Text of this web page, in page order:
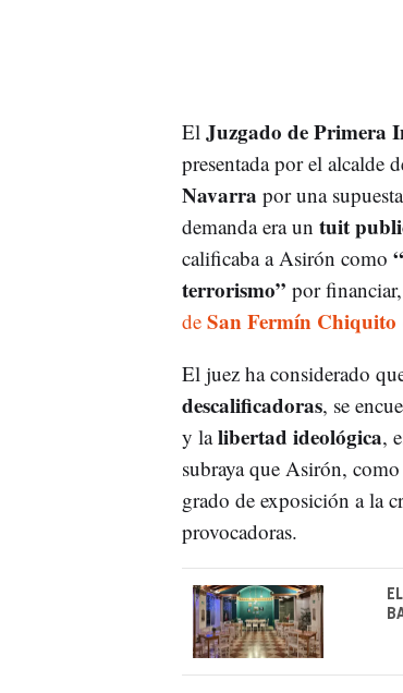
El Juzgado de Primera
presentada por el alcalde
Navarra por una
demanda era un tuit
calificaba a Asirón como
terrorismo” por
de San Fermín Chiquito
El juez ha considerado
descalificadoras, se
y lalibertad ideológica,
subraya que Asirón, como
grado de exposición a la
provocadoras.